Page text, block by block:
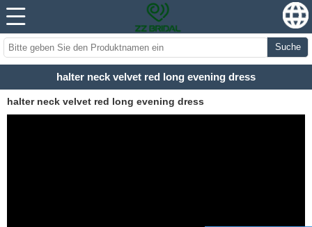
Suche
halter neck velvet red long evening dress
halter neck velvet red long evening dress